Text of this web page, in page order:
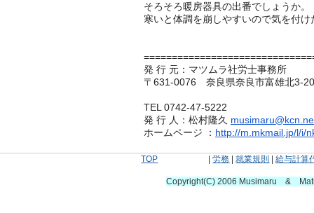
そろそろ暖房器具の出番でしょうか。
寒いと体調を崩しやすいので気を付け
==============================
発 行 元：マツムラ社労士事務所
〒631-0076 奈良県奈良市富雄北3-
TEL 0742-47-5222
発 行 人：松村隆久
ホームページ ： http://m.mkmail.jp/l/i/
TOP |労務 |就業規則 |給与計算
Copyright(C) 2006 Musimaru &